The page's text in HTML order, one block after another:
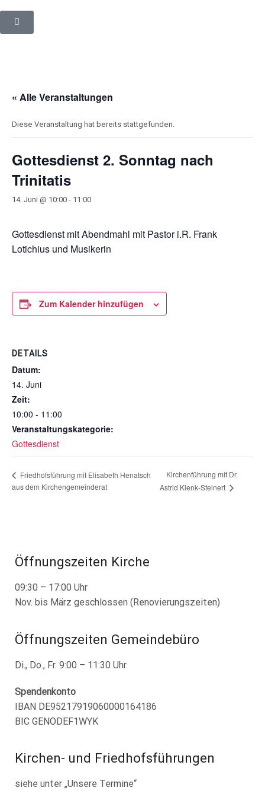
« Alle Veranstaltungen
Diese Veranstaltung hat bereits stattgefunden.
Gottesdienst 2. Sonntag nach
Trinitatis
14. Juni @ 10:00 - 11:00
Gottesdienst mit Abendmahl mit Pastor i.R. Frank
Lotichius und Musikerin
Zum Kalender hinzufügen
DETAILS
Datum:
14. Juni
Zeit:
10:00 - 11:00
Veranstaltungskategorie:
Gottesdienst
Friedhofsführung mit Elisabeth Henatsch
aus dem Kirchengemeinderat
Kirchenführung mit Dr.
Astrid Klenk-Steinert
Öffnungszeiten Kirche
09:30 – 17:00 Uhr
Nov. bis März geschlossen (Renovierungszeiten)
Öffnungszeiten Gemeindebüro
Di., Do., Fr. 9:00 – 11:30 Uhr
Spendenkonto
IBAN DE95217919060000164186
BIC GENODEF1WYK
Kirchen- und Friedhofsführungen
siehe unter „Unsere Termine“